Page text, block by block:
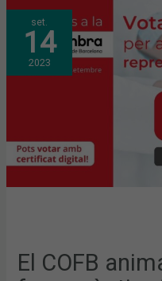
set.
14
2023
El COFB
EL
COFB
ANIMA
ALS
FARMACÈUTICS/QUES
A
VOTAR
DE
COMERÇ
DE
PER
LA
FARMÀCIA